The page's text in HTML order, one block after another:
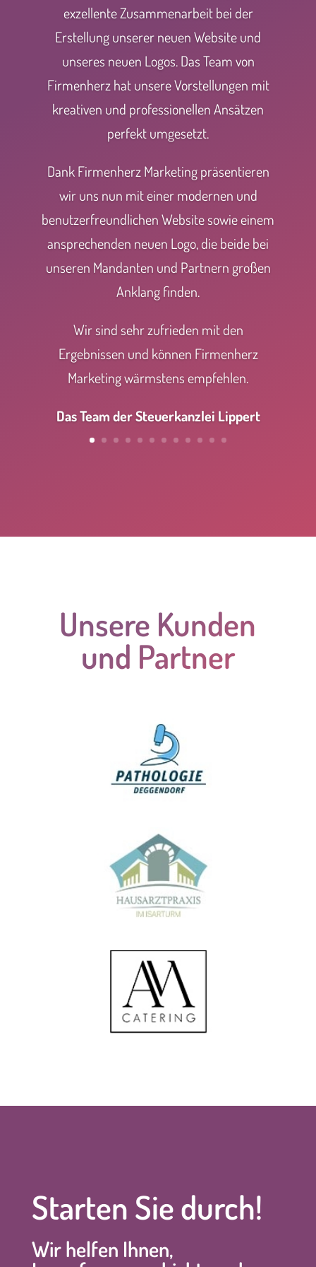
exzellente Zusammenarbeit bei der
Erstellung unserer neuen Website und
unseres neuen Logos. Das Team von
Firmenherz hat unsere Vorstellungen mit
kreativen und professionellen Ansätzen
perfekt umgesetzt.
Dank Firmenherz Marketing präsentieren
wir uns nun mit einer modernen und
benutzerfreundlichen Website sowie einem
ansprechenden neuen Logo, die beide bei
unseren Mandanten und Partnern großen
Anklang finden.
Wir sind sehr zufrieden mit den
Ergebnissen und können Firmenherz
Marketing wärmstens empfehlen.
Das Team der Steuerkanzlei Lippert
Unsere Kunden
und Partner
Starten Sie durch!
Wir helfen Ihnen,